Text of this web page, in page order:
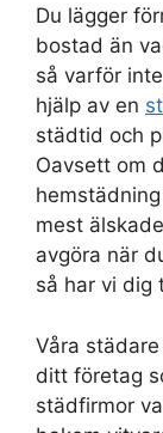
Du lägger
bostad än
så varför
hjälp av en
städtid och
Oavsett om
mest
avgöra när
så har vi dig
Våra
ditt företag
städfirmor